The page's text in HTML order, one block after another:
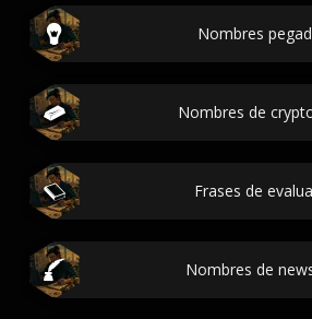
Nombres
Nombres de
Frases de
Nombres de